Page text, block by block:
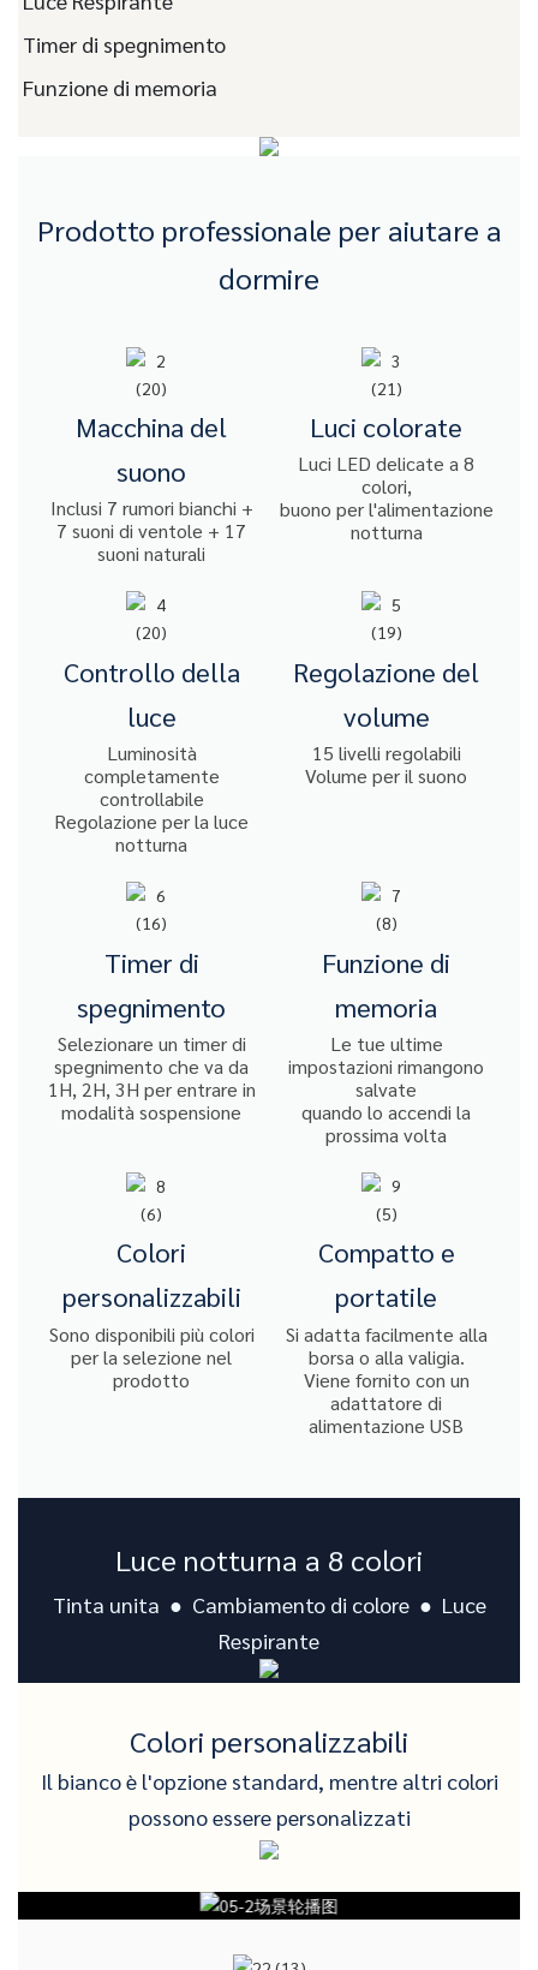
Timer di spegnimento
Funzione di memoria
Prodotto professionale per aiutare a
dormire
Macchina del
suono
Inclusi 7 rumori bianchi +
7 suoni di ventole + 17
suoni naturali
Luci colorate
Luci LED delicate a 8
colori,
buono per l'alimentazione
notturna
Controllo della
luce
Luminosità
completamente
controllabile
Regolazione per la luce
notturna
Regolazione del
volume
15 livelli regolabili
Volume per il suono
Timer di
spegnimento
Selezionare un timer di
spegnimento che va da
1H, 2H, 3H per entrare in
modalità sospensione
Funzione di
memoria
Le tue ultime
impostazioni rimangono
salvate
quando lo accendi la
prossima volta
Colori
personalizzabili
Sono disponibili più colori
per la selezione nel
prodotto
Compatto e
portatile
Si adatta facilmente alla
borsa o alla valigia.
Viene fornito con un
adattatore di
alimentazione USB
Luce notturna a 8 colori
Tinta unita ● Cambiamento di colore ● Luce
Respirante
Colori personalizzabili
Il bianco è l'opzione standard, mentre altri colori
possono essere personalizzati